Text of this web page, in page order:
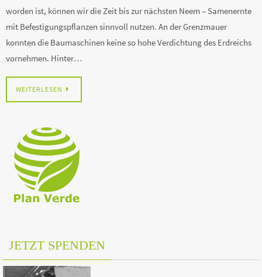
worden ist, können wir die Zeit bis zur nächsten Neem – Samenernte
mit Befestigungspflanzen sinnvoll nutzen. An der Grenzmauer
konnten die Baumaschinen keine so hohe Verdichtung des Erdreichs
vornehmen. Hinter…
WEITERLESEN
JETZT SPENDEN